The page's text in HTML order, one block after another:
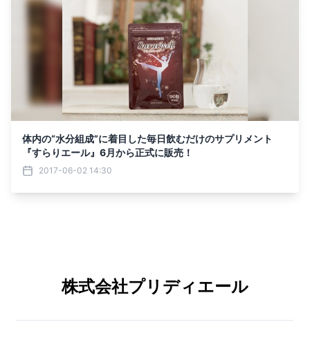
体内の“水分組成”に着目した毎日飲むだけのサプリメント
『すらりエール』6月から正式に販売！
2017-06-02 14:30
株式会社プリディエール